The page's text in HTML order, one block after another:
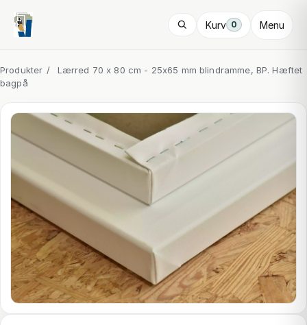
Kurv 0 Menu
Produkter /
Lærred 70 x 80 cm - 25x65 mm blindramme, BP. Hæftet
bagpå